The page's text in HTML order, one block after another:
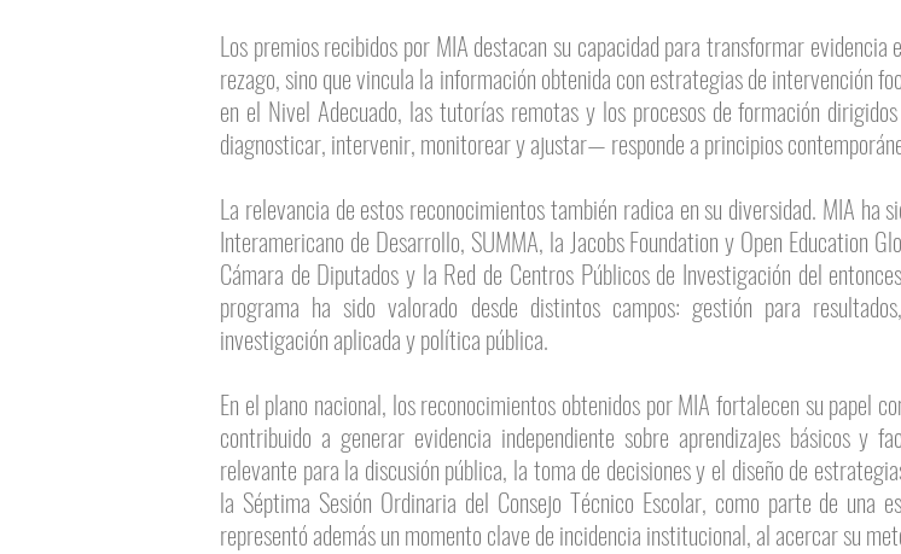
Los premios recibidos por MIA destacan su capacidad para transformar
rezago, sino que vincula la información obtenida con estrategias de intervención
en el Nivel Adecuado, las tutorías remotas y los procesos de formación
diagnosticar, intervenir, monitorear y ajustar— responde a principios
La relevancia de estos reconocimientos también radica en su diversidad. MIA ha
Interamericano de Desarrollo, SUMMA, la Jacobs Foundation y Open Education
Cámara de Diputados y la Red de Centros Públicos de Investigación del
programa ha sido valorado desde distintos campos: gestión para
investigación aplicada y política pública.
En el plano nacional, los reconocimientos obtenidos por MIA fortalecen su papel
contribuido a generar evidencia independiente sobre aprendizajes básicos y
relevante para la discusión pública, la toma de decisiones y el diseño de
la Séptima Sesión Ordinaria del Consejo Técnico Escolar, como parte de una
representó además un momento clave de incidencia institucional, al acercar su